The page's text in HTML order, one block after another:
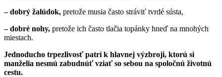
– dobrý žalúdok, pretože musia často stráviť tvrdé sústa,
– dobré nohy, pretože ich často tlačia topánky hneď na mnohých
miestach.
Jednoducho trpezlivosť patrí k hlavnej výzbroji, ktorú si
manželia nesmú zabudnúť vziať so sebou na spoločnú životnú
cestu.